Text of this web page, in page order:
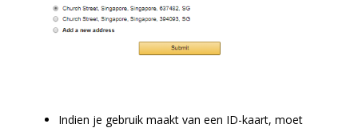
Indien je gebruik maakt van een ID-kaart, moet